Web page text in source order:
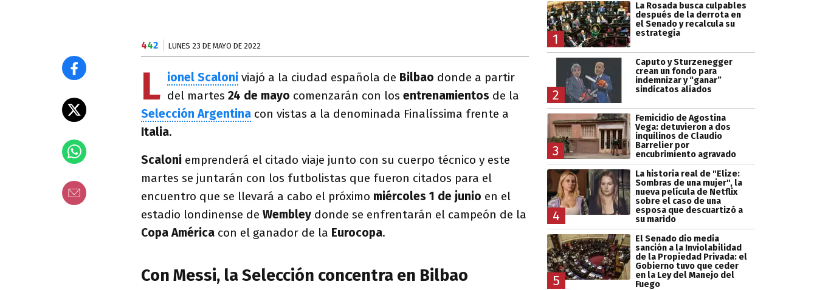
442 LUNES 23 DE MAYO DE 2022
L ionel Scaloni viajó a la ciudad española de Bilbao donde a partir
del martes 24 de mayo comenzarán con los entrenamientos de la
Selección Argentina con vistas a la denominada Finalíssima frente a
Italia.
Scaloni emprenderá el citado viaje junto con su cuerpo técnico y este
martes se juntarán con los futbolistas que fueron citados para el
encuentro que se llevará a cabo el próximo miércoles 1 de junio en el
estadio londinense de Wembley donde se enfrentarán el campeón de la
Copa América con el ganador de la Eurocopa.
Con Messi, la Selección concentra en Bilbao
1
La Rosada busca culpables
después de la derrota en
el Senado y recalcula su
estrategia
2
Caputo y Sturzenegger
crean un fondo para
indemnizar y “ganar”
sindicatos aliados
3
Femicidio de Agostina
Vega: detuvieron a dos
inquilinos de Claudio
Barrelier por
encubrimiento agravado
4
La historia real de "Elize:
Sombras de una mujer", la
nueva película de Netflix
sobre el caso de una
esposa que descuartizó a
su marido
5
El Senado dio media
sanción a la Inviolabilidad
de la Propiedad Privada: el
Gobierno tuvo que ceder
en la Ley del Manejo del
Fuego